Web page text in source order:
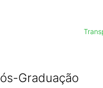
Graduação